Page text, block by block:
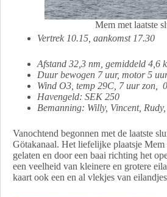
Mem met laatste
Vertrek 10.15 , aankomst 17.30
Afstand 32,3 nm, gemiddeld 4,6
Duur bewogen 7 uur, motor 5
Wind O3, temp 29C, 7 uur zon,
Havengeld: SEK 250
Bemanning: Willy, Vincent,
Vanochtend begonnen met de laatste
Götakanaal. Het liefelijke plaatsje Mem
gelaten en door een baai richting het
een veelheid van kleinere en grotere
kaart ook een en al vlekjes van